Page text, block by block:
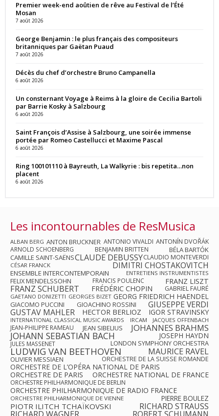
Premier week-end aoûtien de rêve au Festival de l’Été
Mosan
7 août 2026
George Benjamin : le plus français des compositeurs
britanniques par Gaëtan Puaud
7 août 2026
Décès du chef d’orchestre Bruno Campanella
6 août 2026
Un consternant Voyage à Reims à la gloire de Cecilia Bartoli
par Barrie Kosky à Salzbourg
6 août 2026
Saint François d’Assise à Salzbourg, une soirée immense
portée par Romeo Castellucci et Maxime Pascal
6 août 2026
Ring 100101110 à Bayreuth, La Walkyrie : bis repetita…non
placent
6 août 2026
Les incontournables de ResMusica
ALBAN BERG ANTON BRUCKNER ANTONIO VIVALDI ANTONÍN DVOŘÁK
ARNOLD SCHOENBERG
BENJAMIN BRITTEN
BÉLA BARTÓK
CAMILLE SAINT-SAËNSCLAUDE DEBUSSYCLAUDIO MONTEVERDI
CÉSAR FRANCK DIMITRI CHOSTAKOVITCH
ENSEMBLE INTERCONTEMPORAIN ENTRETIENS INSTRUMENTISTES
FELIX MENDELSSOHN FRANCIS POULENC FRANZ LISZT
FRANZ SCHUBERT FRÉDÉRIC CHOPIN GABRIEL FAURÉ
GAETANO DONIZETTI GEORGES BIZET GEORG FRIEDRICH HAENDEL
GIACOMO PUCCINI GIOACHINO ROSSINI GIUSEPPE VERDI
GUSTAV MAHLER HECTOR BERLIOZ IGOR STRAVINSKY
INTERNATIONAL CLASSICAL MUSIC AWARDS IRCAM JACQUES OFFENBACH
JEAN-PHILIPPE RAMEAU JEAN SIBELIUS JOHANNES BRAHMS
JOHANN SEBASTIAN BACH JOSEPH HAYDN
JULES MASSENET LONDON SYMPHONY ORCHESTRA
LUDWIG VAN BEETHOVEN MAURICE RAVEL
OLIVIER MESSIAEN ORCHESTRE DE LA SUISSE ROMANDE
ORCHESTRE DE L’OPÉRA NATIONAL DE PARIS
ORCHESTRE DE PARIS
ORCHESTRE NATIONAL DE FRANCE
ORCHESTRE PHILHARMONIQUE DE BERLIN
ORCHESTRE PHILHARMONIQUE DE RADIO FRANCE
ORCHESTRE PHILHARMONIQUE DE VIENNE PIERRE BOULEZ
PIOTR ILITCH TCHAÏKOVSKI RICHARD STRAUSS